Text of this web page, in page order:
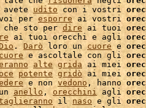
udito con i vostri
per esporre ai vostri
sto per dire ai tuoi
ai tuoi orecchi e agli
. Darò loro un cuore e
cuore e ascoltale con gli
alte grida ai miei
potente gridò ai miei
e non vedono, hanno
anello , orecchini agli
il naso e gli